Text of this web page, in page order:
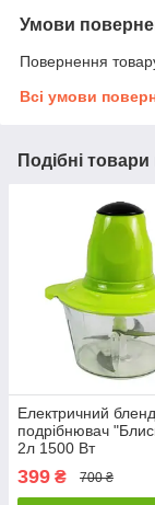
Умови
Повернення
Всі умови
Подібні товари
Електричний
подрібнювач
2л 1500 Вт
399 ₴ 700 ₴